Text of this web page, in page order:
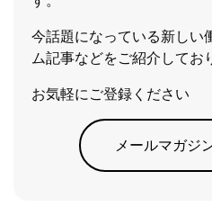
今話題になっている新しい
ム記事などをご紹介してお
お気軽にご登録ください
メールマガジ